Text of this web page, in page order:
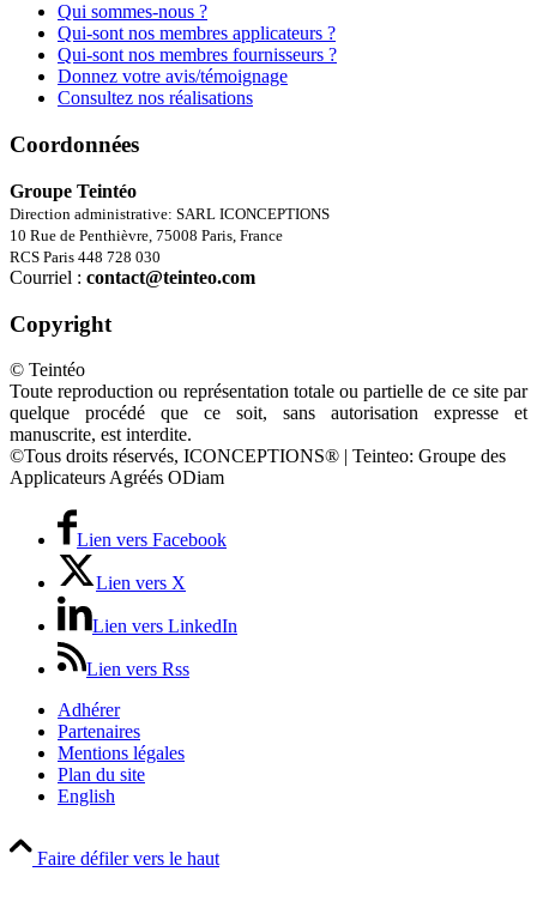
Qui sommes-nous ?
Qui-sont nos membres applicateurs ?
Qui-sont nos membres fournisseurs ?
Donnez votre avis/témoignage
Consultez nos réalisations
Coordonnées
Groupe Teintéo
Direction administrative: SARL ICONCEPTIONS
10 Rue de Penthièvre, 75008 Paris, France
RCS Paris 448 728 030
Courriel : contact@teinteo.com
Copyright
© Teintéo
Toute reproduction ou représentation totale ou partielle de ce site par
quelque procédé que ce soit, sans autorisation expresse et
manuscrite, est interdite.
©Tous droits réservés, ICONCEPTIONS® | Teinteo: Groupe des
Applicateurs Agréés ODiam
Lien vers Facebook
Lien vers X
Lien vers LinkedIn
Lien vers Rss
Adhérer
Partenaires
Mentions légales
Plan du site
English
Faire défiler vers le haut